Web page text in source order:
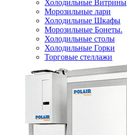
Холодильные Витрины
Морозильные лари
Холодильные Шкафы
Морозильные Бонеты.
Холодильные столы
Холодильные Горки
Торговые стеллажи